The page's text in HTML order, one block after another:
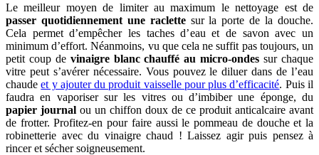
Le meilleur moyen de limiter au maximum le nettoyage est de
passer quotidiennement une raclettesur la porte de la douche.
Cela permet d’empêcher les taches d’eau et de savon avec un
minimum d’effort. Néanmoins, vu que cela ne suffit pas toujours, un
petit coup de vinaigre blanc chauffé au micro-ondes sur chaque
vitre peut s’avérer nécessaire. Vous pouvez le diluer dans de l’eau
chaudeet y ajouter du produit vaisselle pour plus d’efficacité. Puis il
faudra en vaporiser sur les vitres ou d’imbiber une éponge, du
papier journal ou un chiffon doux de ce produit anticalcaire avant
de frotter. Profitez-en pour faire aussi le pommeau de douche et la
robinetterie avec du vinaigre chaud ! Laissez agir puis pensez à
rincer et sécher soigneusement.